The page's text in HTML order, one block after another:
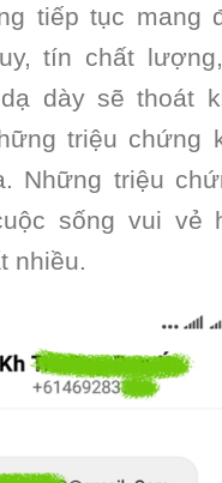
tiếp tục mang
tín chất
dày sẽ thoát
triệu chứng
Những triệu
sống vui vẻ
nhiều.